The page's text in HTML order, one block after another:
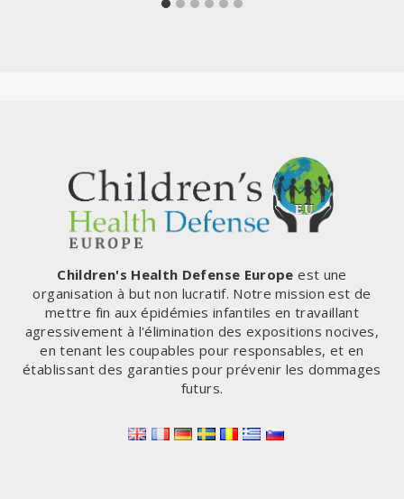
Children's Health Defense Europe est une
organisation à but non lucratif. Notre mission est de
mettre fin aux épidémies infantiles en travaillant
agressivement à l'élimination des expositions nocives,
en tenant les coupables pour responsables, et en
établissant des garanties pour prévenir les dommages
futurs.